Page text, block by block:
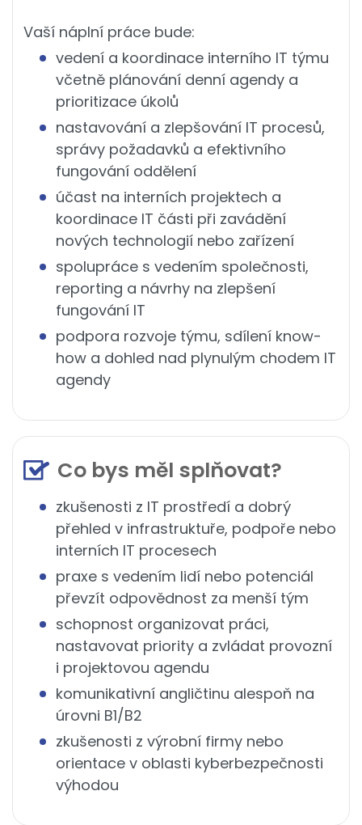
Vaší náplní práce bude:
vedení a koordinace interního IT týmu
včetně plánování denní agendy a
prioritizace úkolů
nastavování a zlepšování IT procesů,
správy požadavků a efektivního
fungování oddělení
účast na interních projektech a
koordinace IT části při zavádění
nových technologií nebo zařízení
spolupráce s vedením společnosti,
reporting a návrhy na zlepšení
fungování IT
podpora rozvoje týmu, sdílení know-
how a dohled nad plynulým chodem IT
agendy
Co bys měl splňovat?
zkušenosti z IT prostředí a dobrý
přehled v infrastruktuře, podpoře nebo
interních IT procesech
praxe s vedením lidí nebo potenciál
převzít odpovědnost za menší tým
schopnost organizovat práci,
nastavovat priority a zvládat provozní
i projektovou agendu
komunikativní angličtinu alespoň na
úrovni B1/B2
zkušenosti z výrobní firmy nebo
orientace v oblasti kyberbezpečnosti
výhodou